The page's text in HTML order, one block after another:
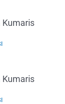
Kumaris
Kumaris